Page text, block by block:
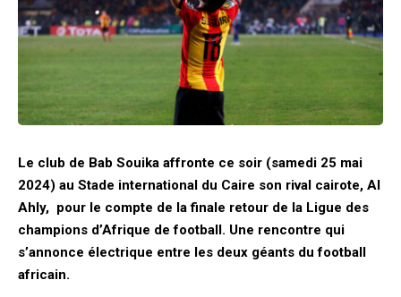
Le club de Bab Souika affronte ce soir (samedi 25 mai
2024) au Stade international du Caire son rival cairote, Al
Ahly, pour le compte de la finale retour de la Ligue des
champions d’Afrique de football. Une rencontre qui
s’annonce électrique entre les deux géants du football
africain.